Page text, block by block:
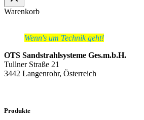
Warenkorb
Wenn's um Technik geht!
OTS Sandstrahlsysteme Ges.m.b.H.
Tullner Straße 21
3442 Langenrohr, Österreich
Produkte